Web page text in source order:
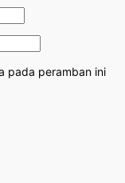
pada peramban ini